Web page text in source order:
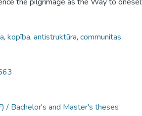
, kopība, antistruktūra, communitas
/ Bachelor's and Master's theses